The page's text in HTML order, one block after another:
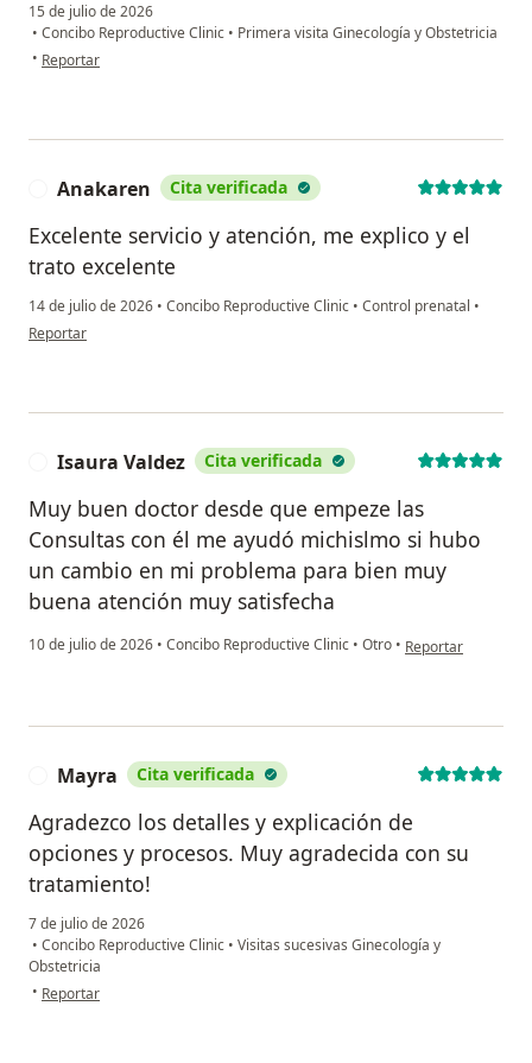
15 de julio de 2026
• Concibo Reproductive Clinic • Primera visita Ginecología y Obstetricia
• en opinión del usuario Afn
Reportar
Anakaren Cita verificada
Excelente servicio y atención, me explico y el
trato excelente
14 de julio de 2026 • Concibo Reproductive Clinic • Control prenatal •
en opinión del usuario Anakaren
Reportar
Isaura Valdez Cita verificada
Muy buen doctor desde que empeze las
Consultas con él me ayudó michislmo si hubo
un cambio en mi problema para bien muy
buena atención muy satisfecha
10 de julio de 2026 • Concibo Reproductive Clinic • Otro • en opinión del
Reportar
Mayra Cita verificada
Agradezco los detalles y explicación de
opciones y procesos. Muy agradecida con su
tratamiento!
7 de julio de 2026
• Concibo Reproductive Clinic • Visitas sucesivas Ginecología y
Obstetricia
• en opinión del usuario Mayra
Reportar